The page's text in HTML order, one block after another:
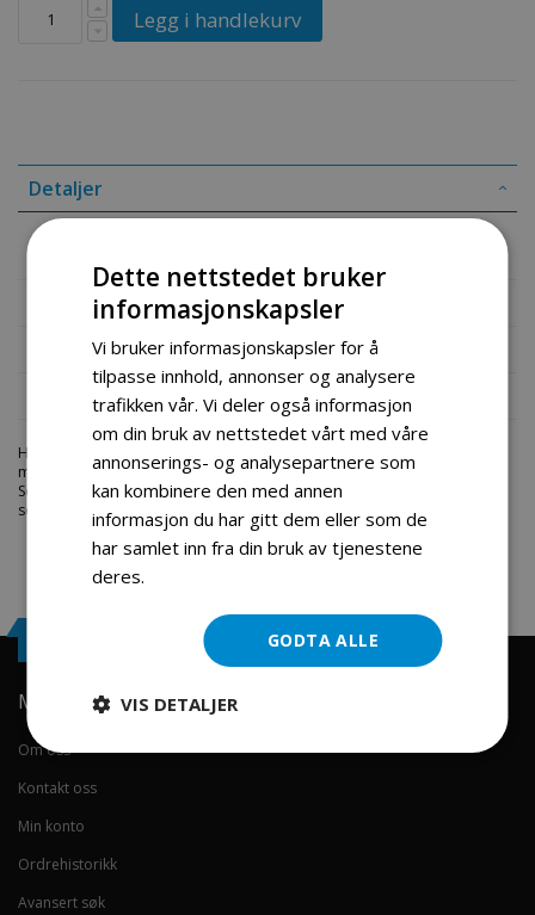
Legg i handlekurv
Detaljer
Clutch komplett flishugger 6,5
Mer informasjon
Produktomtaler
Fil vedlegg
Hos engrosservice.no får du kjøpt kniver til flishugger 6 5 7cm 6
markedets beste priser. Bestill endeler-fliskutteri dag fra Engros
Service. Vi har et stort utvalg av produkter innen: Hjem, sport og fritids
segmentet. Velkommen skal du være.
Min konto
Om oss
Kontakt oss
Min konto
Ordrehistorikk
Avansert søk
Dette nettstedet bruker
informasjonskapsler
Vi bruker informasjonskapsler for å
tilpasse innhold, annonser og analysere
trafikken vår. Vi deler også informasjon
om din bruk av nettstedet vårt med våre
annonserings- og analysepartnere som
kan kombinere den med annen
informasjon du har gitt dem eller som de
har samlet inn fra din bruk av tjenestene
deres.
GODTA ALLE
VIS DETALJER